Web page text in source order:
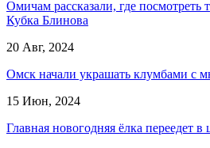
Омичам рассказали, где посмотреть
Кубка Блинова
20 Авг, 2024
Омск начали украшать клумбами с
15 Июн, 2024
Главная новогодняя ёлка переедет